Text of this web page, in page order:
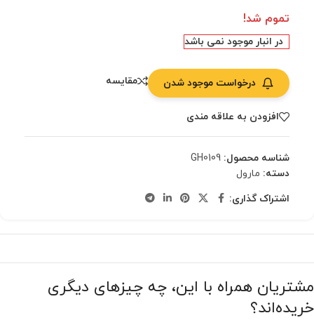
تموم شد!
در انبار موجود نمی باشد
درخواست موجود شدن مقایسه
افزودن به علاقه مندی
شناسه محصول: GH0109
دسته: مارول
اشتراک گذاری:
مشتریان همراه با این، چه چیزهای دیگری
خریده‌اند؟